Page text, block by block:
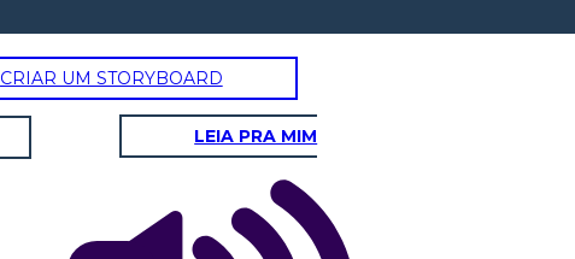
CRIAR UM STORYBOARD
LEIA PRA MIM